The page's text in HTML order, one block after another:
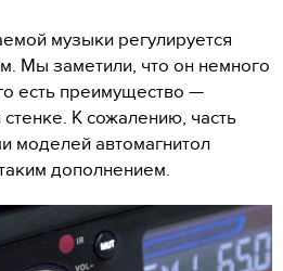
музыки регулируется
Мы заметили, что он немного
есть преимущество —
К сожалению, часть
моделей автомагнитол
дополнением.